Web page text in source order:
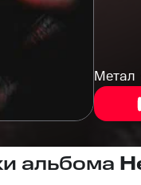
Метал
альбома